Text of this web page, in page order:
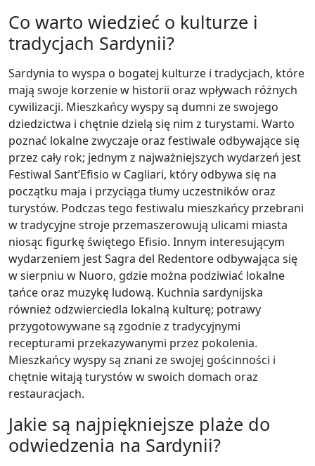
Co warto wiedzieć o kulturze i
tradycjach Sardynii?
Sardynia to wyspa o bogatej kulturze i tradycjach, które
mają swoje korzenie w historii oraz wpływach różnych
cywilizacji. Mieszkańcy wyspy są dumni ze swojego
dziedzictwa i chętnie dzielą się nim z turystami. Warto
poznać lokalne zwyczaje oraz festiwale odbywające się
przez cały rok; jednym z najważniejszych wydarzeń jest
Festiwal Sant’Efisio w Cagliari, który odbywa się na
początku maja i przyciąga tłumy uczestników oraz
turystów. Podczas tego festiwalu mieszkańcy przebrani
w tradycyjne stroje przemaszerowują ulicami miasta
niosąc figurkę świętego Efisio. Innym interesującym
wydarzeniem jest Sagra del Redentore odbywająca się
w sierpniu w Nuoro, gdzie można podziwiać lokalne
tańce oraz muzykę ludową. Kuchnia sardynijska
również odzwierciedla lokalną kulturę; potrawy
przygotowywane są zgodnie z tradycyjnymi
recepturami przekazywanymi przez pokolenia.
Mieszkańcy wyspy są znani ze swojej gościnności i
chętnie witają turystów w swoich domach oraz
restauracjach.
Jakie są najpiękniejsze plaże do
odwiedzenia na Sardynii?